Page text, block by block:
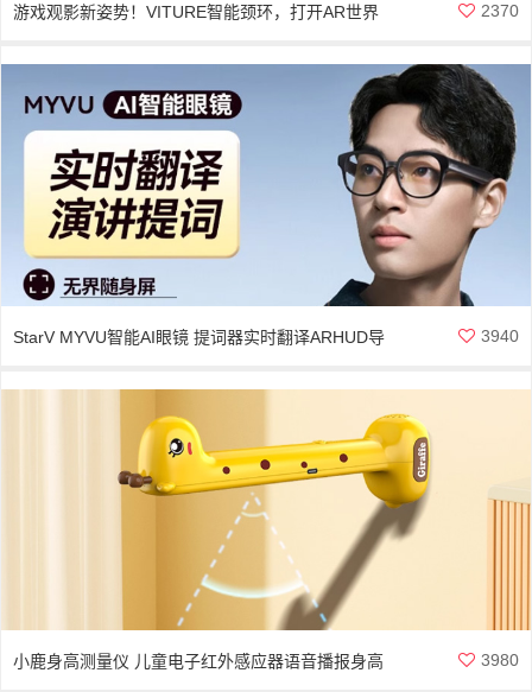
游戏观影新姿势！VITURE智能颈环，打开AR世界
的任意门
2370
StarV MYVU智能AI眼镜 提词器实时翻译ARHUD导 3940
小鹿身高测量仪 儿童电子红外感应器语音播报身高 3980